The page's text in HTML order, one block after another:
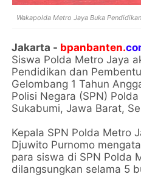
Wakapolda Metro Jaya Buka
Jakarta - bpanbanten.
Siswa Polda Metro Jaya
Pendidikan dan
Gelombang 1 Tahun
Polisi Negara (SPN)
Sukabumi, Jawa Barat,
Kepala SPN Polda Metro
Djuwito Purnomo
para siswa di SPN Polda
dilangsungkan selama 5